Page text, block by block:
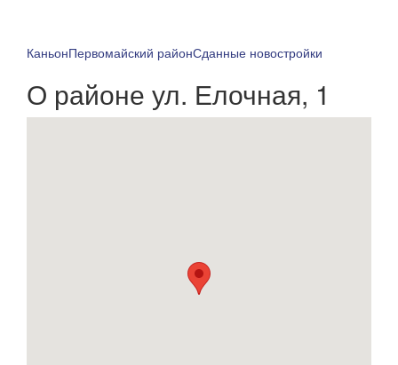
КаньонПервомайский районСданные новостройки
О районе ул. Елочная, 1